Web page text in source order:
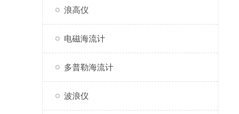
浪高仪
电磁海流计
多普勒海流计
波浪仪